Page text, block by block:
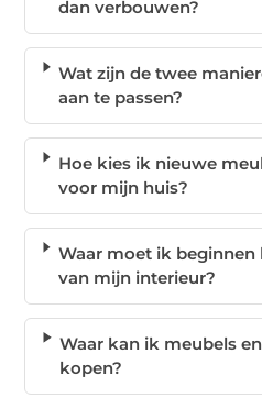
dan verbouwen?
Wat zijn de twee
aan te passen?
Hoe kies ik nieuwe
voor mijn huis?
Waar moet ik beginnen
van mijn interieur?
Waar kan ik meubels
kopen?